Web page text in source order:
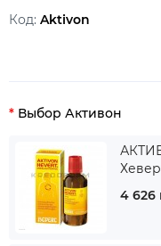
Код: Aktivon
Выбор Активон
4 626